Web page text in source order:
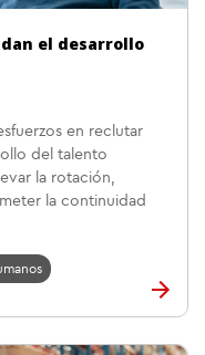
el desarrollo
en reclutar
del talento
la rotación,
la continuidad